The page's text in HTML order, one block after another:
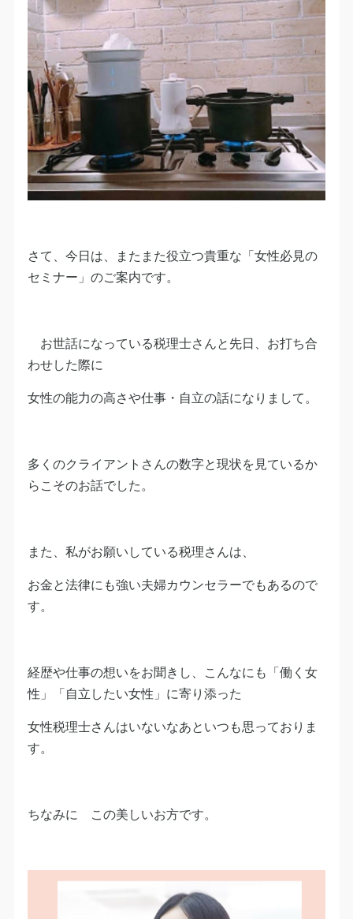
さて、今日は、またまた役立つ貴重な「女性必見の
セミナー」のご案内です。
お世話になっている税理士さんと先日、お打ち合
わせした際に
女性の能力の高さや仕事・自立の話になりまして。
多くのクライアントさんの数字と現状を見ているか
らこそのお話でした。
また、私がお願いしている税理さんは、
お金と法律にも強い夫婦カウンセラーでもあるので
す。
経歴や仕事の想いをお聞きし、こんなにも「働く女
性」「自立したい女性」に寄り添った
女性税理士さんはいないなあといつも思っておりま
す。
ちなみに この美しいお方です。